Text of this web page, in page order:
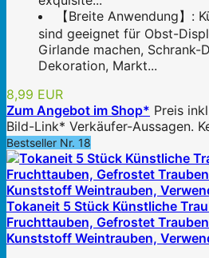
【Breite Anwendung】:
sind geeignet für Obst-
Girlande machen, Schrank-
Dekoration, Markt...
8,99 EUR
Zum Angebot im Shop* Preis
Bild-Link* Verkäufer-Aussagen.
Bestseller Nr. 18
Tokaneit 5 Stück Künstliche
Fruchttauben, Gefrostet
Kunststoff Weintrauben,